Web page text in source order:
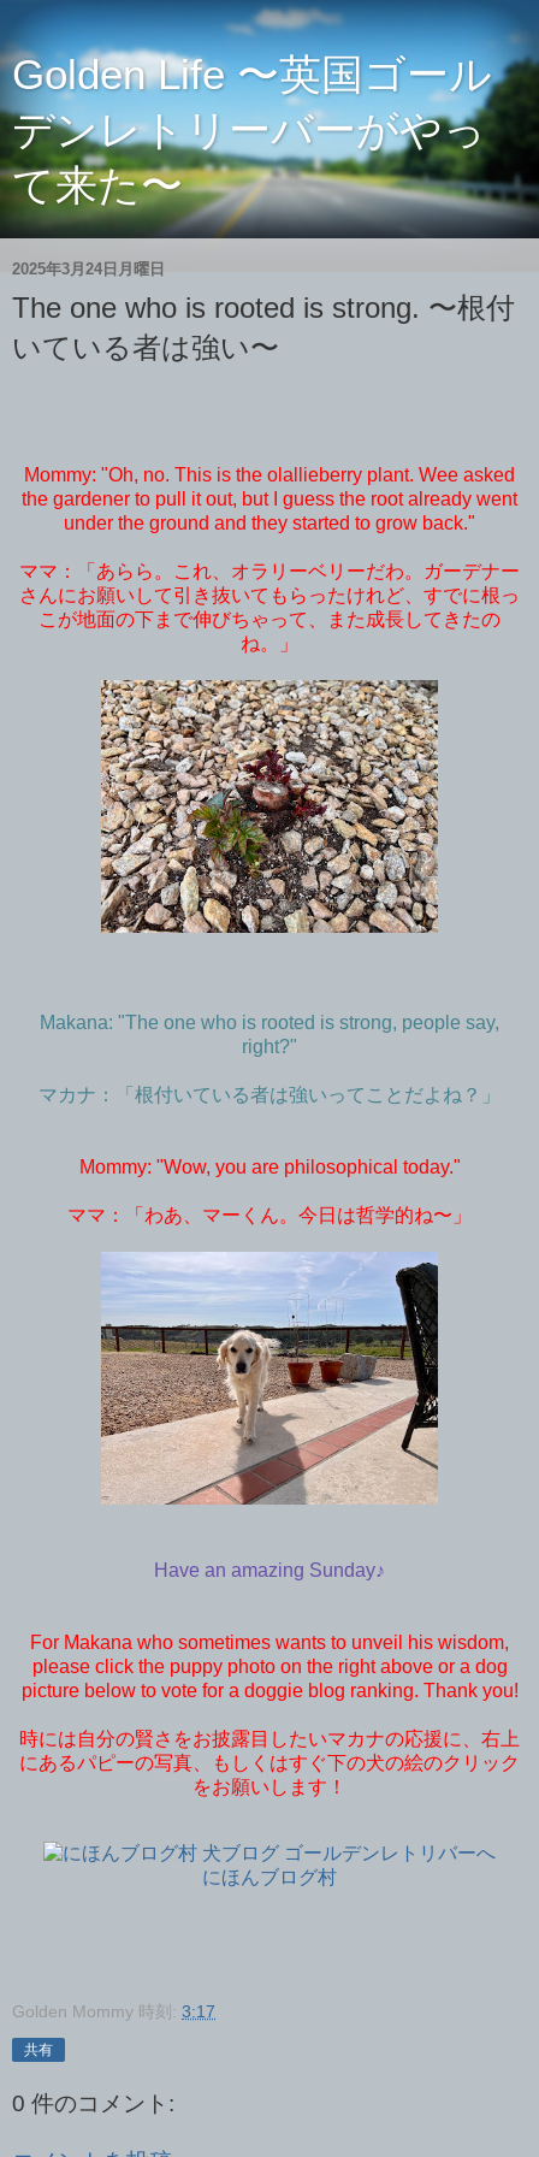
Golden Life 〜英国ゴール
デンレトリーバーがやっ
て来た〜
2025年3月24日月曜日
The one who is rooted is strong. 〜根付
いている者は強い〜
Mommy: "Oh, no. This is the olallieberry plant. Wee asked
the gardener to pull it out, but I guess the root already went
under the ground and they started to grow back."
ママ：「あらら。これ、オラリーベリーだわ。ガーデナー
さんにお願いして引き抜いてもらったけれど、すでに根っ
こが地面の下まで伸びちゃって、また成長してきたの
ね。」
Makana: "The one who is rooted is strong, people say,
right?"
マカナ：「根付いている者は強いってことだよね？」
Mommy: "Wow, you are philosophical today."
ママ：「わあ、マーくん。今日は哲学的ね〜」
Have an amazing Sunday♪
For Makana who sometimes wants to unveil his wisdom,
please click the puppy photo on the right above or a dog
picture below to vote for a doggie blog ranking. Thank you!
時には自分の賢さをお披露目したいマカナの応援に、右上
にあるパピーの写真、もしくはすぐ下の犬の絵のクリック
をお願いします！
にほんブログ村
Golden Mommy 時刻: 3:17
共有
0 件のコメント: